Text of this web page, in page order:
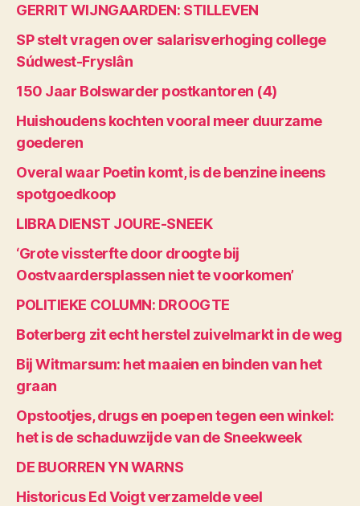
GERRIT WIJNGAARDEN: STILLEVEN
SP stelt vragen over salarisverhoging college
Súdwest-Fryslân
150 Jaar Bolswarder postkantoren (4)
Huishoudens kochten vooral meer duurzame
goederen
Overal waar Poetin komt, is de benzine ineens
spotgoedkoop
LIBRA DIENST JOURE-SNEEK
‘Grote vissterfte door droogte bij
Oostvaardersplassen niet te voorkomen’
POLITIEKE COLUMN: DROOGTE
Boterberg zit echt herstel zuivelmarkt in de weg
Bij Witmarsum: het maaien en binden van het
graan
Opstootjes, drugs en poepen tegen een winkel:
het is de schaduwzijde van de Sneekweek
DE BUORREN YN WARNS
Historicus Ed Voigt verzamelde veel